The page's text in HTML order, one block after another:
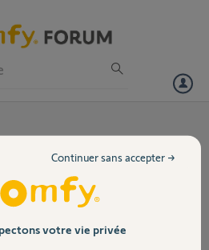
GDT 100 ?
en position rideau fermé, je ne peux
atteindre le moteur et le moteur ne
la télécommande.
votre vie privée
Continuer sans accepter →